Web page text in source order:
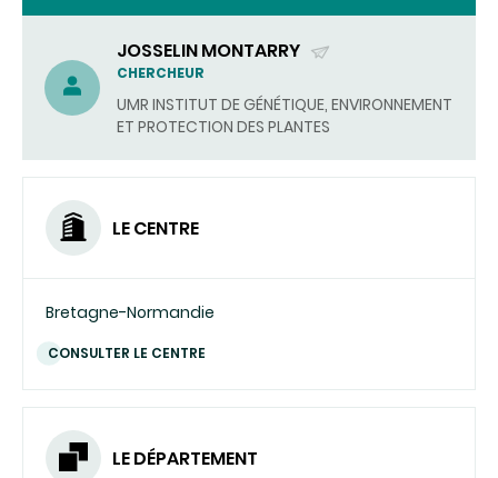
JOSSELIN MONTARRY
(ENVOYER
UN
COURRIEL)
CHERCHEUR
UMR INSTITUT DE GÉNÉTIQUE, ENVIRONNEMENT
ET PROTECTION DES PLANTES
LE CENTRE
Bretagne-Normandie
CONSULTER LE CENTRE
LE DÉPARTEMENT